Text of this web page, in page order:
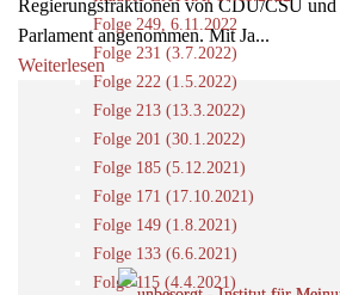
Folge 249, 6.11.2022
Folge 231 (3.7.2022)
Folge 222 (1.5.2022)
Folge 213 (13.3.2022)
Folge 201 (30.1.2022)
Folge 185 (5.12.2021)
Folge 171 (17.10.2021)
Folge 149 (1.8.2021)
Folge 133 (6.6.2021)
Folge 115 (4.4.2021)
Regierungsfraktionen von CDU/CSU
Parlament angenommen. Mit Ja...
Weiterlesen